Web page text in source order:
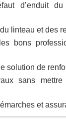
d’enduit
linteau et des
bons
solution de
sans
et